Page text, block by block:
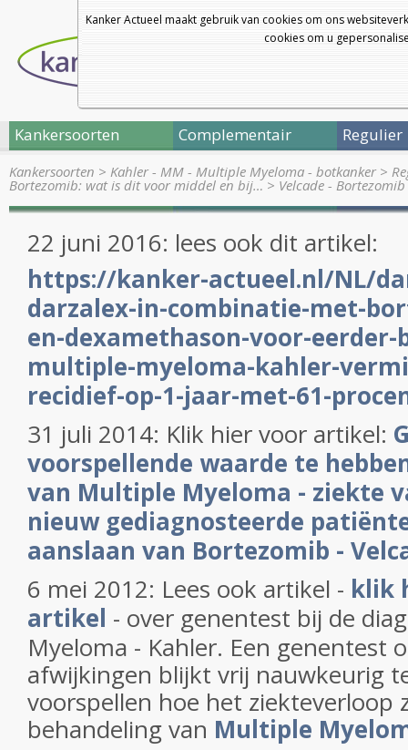
Kanker Actueel maakt gebruik van cookies om ons
cookies om u
Kankersoorten Complementair Regulier
Kankersoorten > Kahler - MM - Multiple Myeloma - botkanker>
Bortezomib: wat is dit voor middel en bij… > Velcade -
22 juni 2016: lees ook dit artikel:
https://kanker-actueel.nl/NL/
darzalex-in-combinatie-met-
en-dexamethason-voor-eerder-
multiple-myeloma-kahler-
recidief-op-1-jaar-met-61-
31 juli 2014: Klik hier voor artikel:
voorspellende waarde te
van Multiple Myeloma - ziekte
nieuw gediagnosteerde
aanslaan van Bortezomib -
6 mei 2012: Lees ook artikel - klik
artikel - over genentest bij de
Myeloma - Kahler. Een genentest
afwijkingen blijkt vrij nauwkeurig
voorspellen hoe het ziekteverloop
behandeling van Multiple